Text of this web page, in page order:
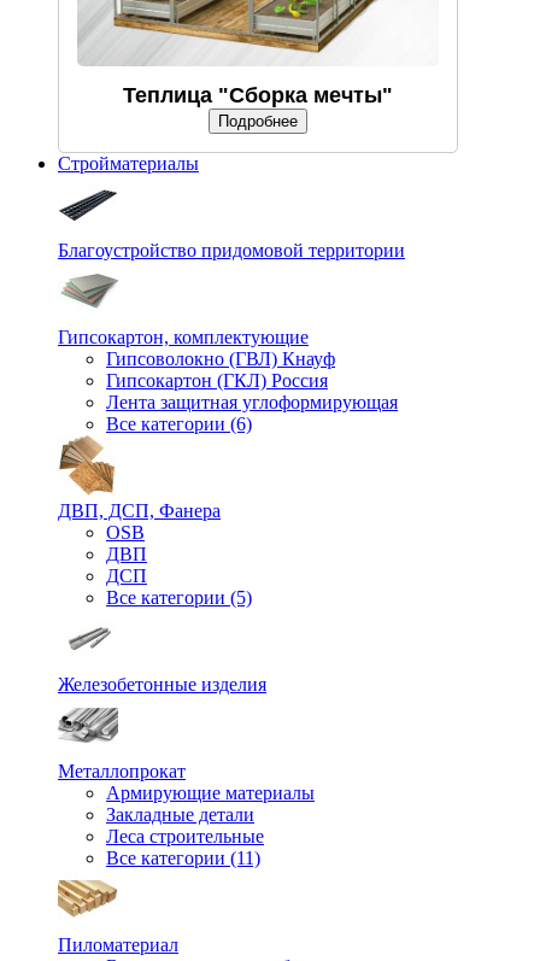
Теплица "Сборка мечты"
Подробнее
Стройматериалы
Благоустройство придомовой территории
Гипсокартон, комплектующие
Гипсоволокно (ГВЛ) Кнауф
Гипсокартон (ГКЛ) Россия
Лента защитная углоформирующая
Все категории (6)
ДВП, ДСП, Фанера
OSB
ДВП
ДСП
Все категории (5)
Железобетонные изделия
Металлопрокат
Армирующие материалы
Закладные детали
Леса строительные
Все категории (11)
Пиломатериал